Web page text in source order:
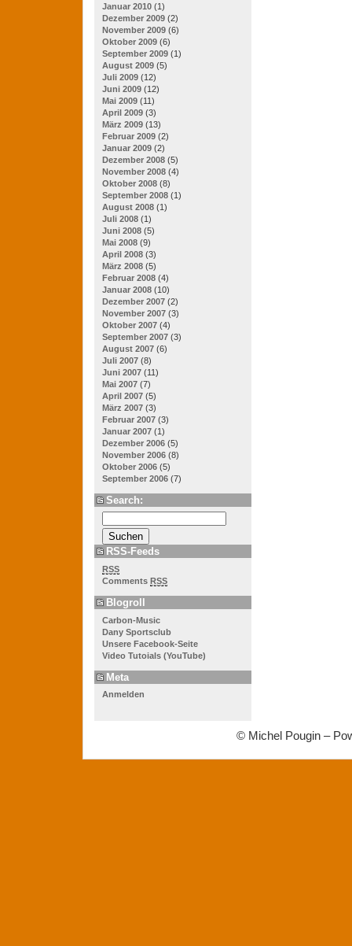
Januar 2010 (1)
Dezember 2009 (2)
November 2009 (6)
Oktober 2009 (6)
September 2009 (1)
August 2009 (5)
Juli 2009 (12)
Juni 2009 (12)
Mai 2009 (11)
April 2009 (3)
März 2009 (13)
Februar 2009 (2)
Januar 2009 (2)
Dezember 2008 (5)
November 2008 (4)
Oktober 2008 (8)
September 2008 (1)
August 2008 (1)
Juli 2008 (1)
Juni 2008 (5)
Mai 2008 (9)
April 2008 (3)
März 2008 (5)
Februar 2008 (4)
Januar 2008 (10)
Dezember 2007 (2)
November 2007 (3)
Oktober 2007 (4)
September 2007 (3)
August 2007 (6)
Juli 2007 (8)
Juni 2007 (11)
Mai 2007 (7)
April 2007 (5)
März 2007 (3)
Februar 2007 (3)
Januar 2007 (1)
Dezember 2006 (5)
November 2006 (8)
Oktober 2006 (5)
September 2006 (7)
Search:
RSS-Feeds
RSS
Comments RSS
Blogroll
Carbon-Music
Dany Sportsclub
Unsere Facebook-Seite
Video Tutoials (YouTube)
Meta
Anmelden
© Michel Pougin –